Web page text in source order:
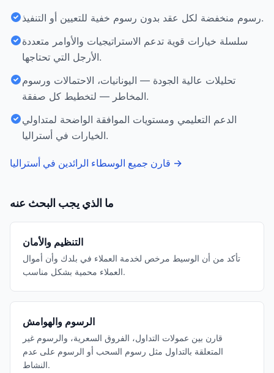
رسوم منخفضة لكل عقد بدون رسوم خفية للتعيين أو التنفيذ.
سلسلة خيارات قوية تدعم الاستراتيجيات والأوامر متعددة
الأرجل التي تحتاجها.
تحليلات عالية الجودة — اليونانيات، الاحتمالات ورسوم
المخاطر — لتخطيط كل صفقة.
الدعم التعليمي ومستويات الموافقة الواضحة لمتداولي
الخيارات في أستراليا.
قارن جميع الوسطاء الرائدين في أستراليا →
ما الذي يجب البحث عنه
التنظيم والأمان
تأكد من أن الوسيط مرخص لخدمة العملاء في بلدك وأن أموال
العملاء محمية بشكل مناسب.
الرسوم والهوامش
قارن بين عمولات التداول، الفروق السعرية، والرسوم غير
المتعلقة بالتداول مثل رسوم السحب أو الرسوم على عدم
النشاط.